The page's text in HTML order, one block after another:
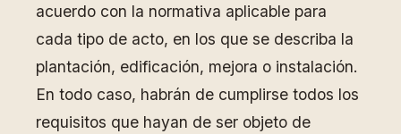
acuerdo con la normativa aplicable para
cada tipo de acto, en los que se describa la
plantación, edificación, mejora o instalación.
En todo caso, habrán de cumplirse todos los
requisitos que hayan de ser objeto de